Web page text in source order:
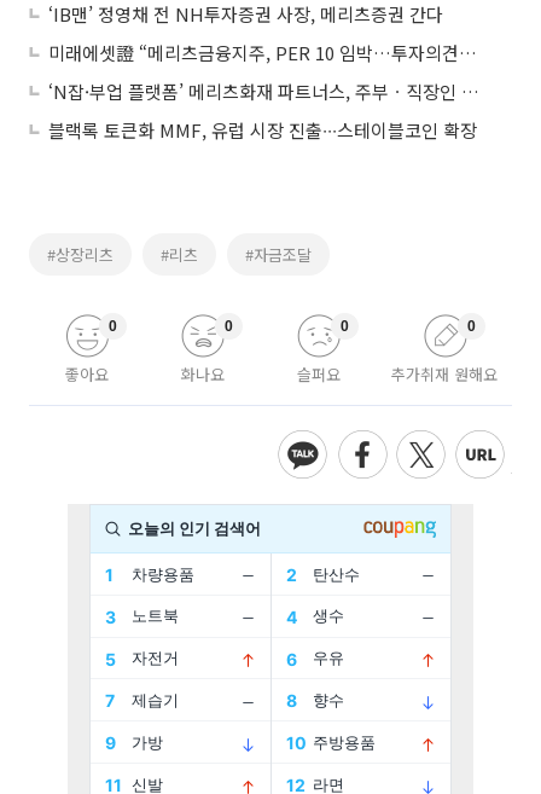
‘IB맨’ 정영채 전 NH투자증권 사장, 메리츠증권 간다
미래에셋證 “메리츠금융지주, PER 10 임박…투자의견은↓”
‘N잡·부업 플랫폼’ 메리츠화재 파트너스, 주부ㆍ직장인 입소문
블랙록 토큰화 MMF, 유럽 시장 진출∙∙∙스테이블코인 확장
#상장리츠 #리츠 #자금조달
좋아요
0
화나요
0
슬퍼요
0
추가취재 원해요
0